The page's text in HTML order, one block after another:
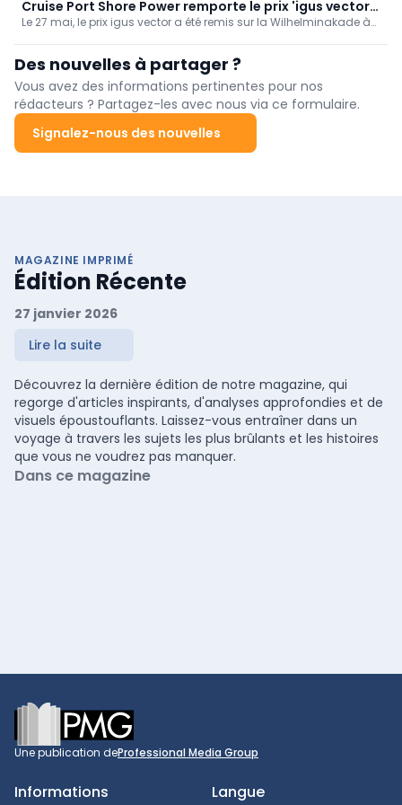
légumes. Cette expansion renforce la position de l'entreprise en
Californie et aux États-Unis.
Cruise Port Shore Power remporte le prix 'igus vector
award'
Le 27 mai, le prix igus vector a été remis sur la Wilhelminakade à
d’alimentation électrique à quai combinée au Wal.E. Ce système
permet d’alimenter...
Des nouvelles à partager ?
Vous avez des informations pertinentes pour nos
rédacteurs ? Partagez-les avec nous via ce formulaire.
Signalez-nous des nouvelles
MAGAZINE IMPRIMÉ
Édition Récente
27 janvier 2026
Lire la suite
Découvrez la dernière édition de notre magazine, qui
regorge d'articles inspirants, d'analyses approfondies et de
visuels époustouflants. Laissez-vous entraîner dans un
voyage à travers les sujets les plus brûlants et les histoires
que vous ne voudrez pas manquer.
Dans ce magazine
Footer
Une publication deProfessional Media Group
Informations Langue